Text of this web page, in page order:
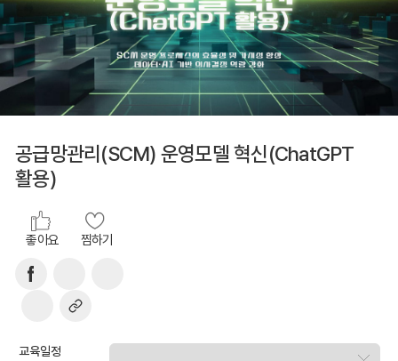
공급망관리(SCM) 운영모델 혁신(ChatGPT
활용)
좋아요 찜하기
교육일정